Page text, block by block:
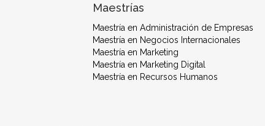
Maestrías
Maestría en Administración de Empresas
Maestría en Negocios Internacionales
Maestría en Marketing
Maestría en Marketing Digital
Maestría en Recursos Humanos